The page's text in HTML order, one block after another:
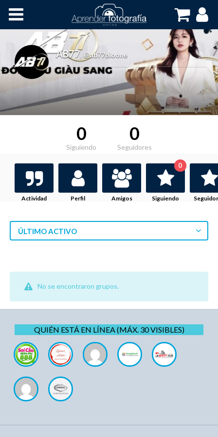
Cursos OnLine
AB77 @ab77bioone
0
Siguiendo
0
Seguidores
Actividad Perfil Amigos Siguiendo
0
ÚLTIMO ACTIVO
No se encontraron grupos.
QUIÉN ESTÁ EN LÍNEA (MÁX. 30 VISIBLES)